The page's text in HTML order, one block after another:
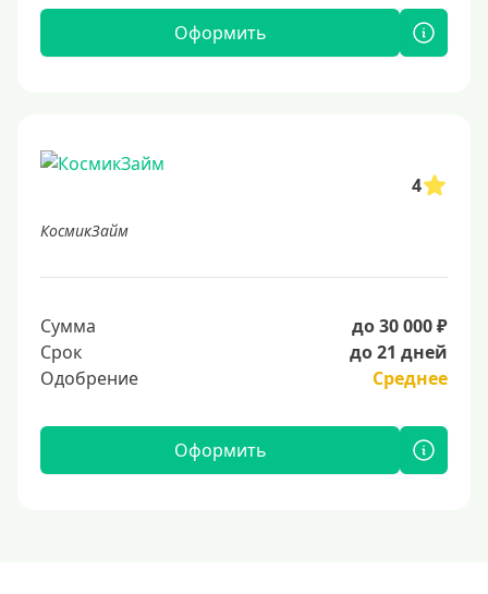
Оформить
4
КосмикЗайм
Сумма
до 30 000 ₽
Срок
до 21 дней
Одобрение
Среднее
Оформить